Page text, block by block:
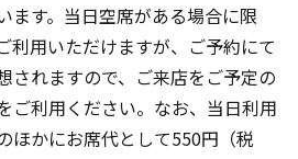
ます。当日空席がある場合に限
利用いただけますが、ご予約にて
されますので、ご来店をご予定の
ご利用ください。なお、当日利用
ほかにお席代として550円（税